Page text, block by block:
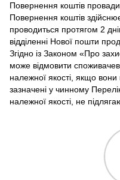
Повернення коштів
Повернення коштів
проводиться протягом 2
відділенні Нової пошти
Згідно із Законом «Про
може відмовити
належної якості, якщо вони
зазначені у чинному
належної якості, не